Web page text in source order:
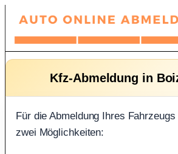
Zum
springen
Kfz-Abmeldung in
Für die Abmeldung Ihres
zwei Möglichkeiten: